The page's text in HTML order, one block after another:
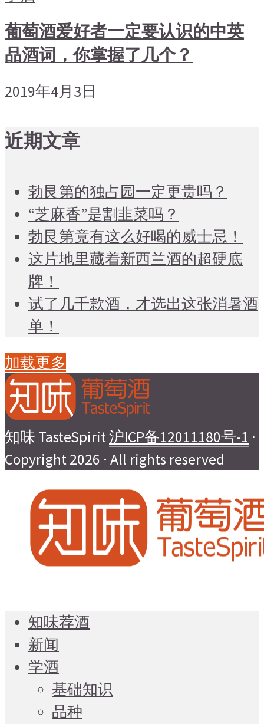
葡萄酒爱好者一定要认识的中英
品酒词，你掌握了几个？
2019年4月3日
近期文章
勃艮第的独占园一定更贵吗？
“芝麻香”是割韭菜吗？
勃艮第竟有这么好喝的威士忌！
这片地里藏着新西兰酒的超硬底
牌！
试了几千款酒，才选出这张消暑酒
单！
加载更多
知味 TasteSpirit沪ICP备12011180号-1 ·
Copyright 2026 · All rights reserved
知味荐酒
新闻
学酒
基础知识
品种